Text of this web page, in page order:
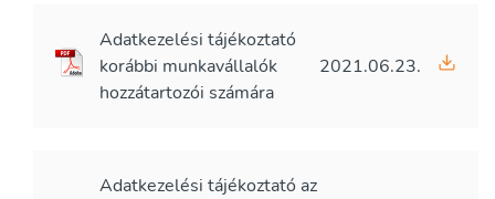
Adatkezelési tájékoztató
korábbi munkavállalók
hozzátartozói számára
2021.06.23.
Adatkezelési tájékoztató az